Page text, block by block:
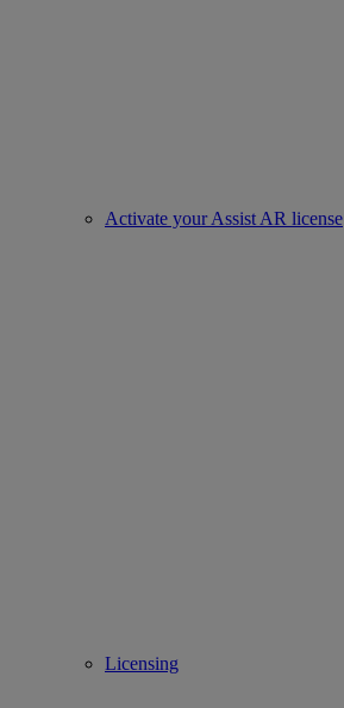
Activate your Assist AR license
Licensing